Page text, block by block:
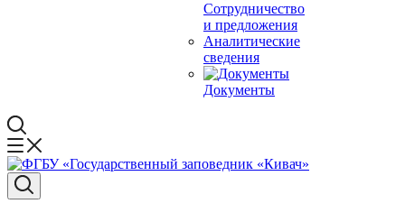
Сотрудничество
и предложения
Аналитические
сведения
Документы